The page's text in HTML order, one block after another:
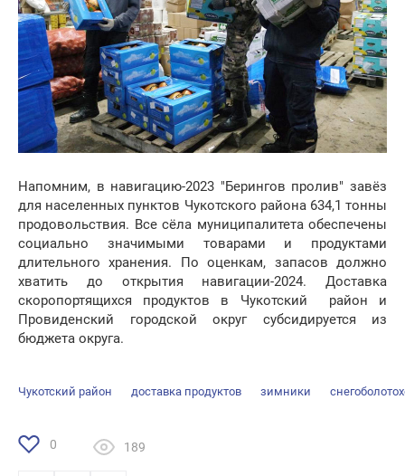
Напомним, в навигацию-2023 "Берингов пролив" завёз
для населенных пунктов Чукотского района 634,1 тонны
продовольствия. Все сёла муниципалитета обеспечены
социально значимыми товарами и продуктами
длительного хранения. По оценкам, запасов должно
хватить до открытия навигации-2024. Доставка
скоропортящихся продуктов в Чукотский район и
Провиденский городской округ субсидируется из
бюджета округа.
Чукотский район доставка продуктов зимники
0 189